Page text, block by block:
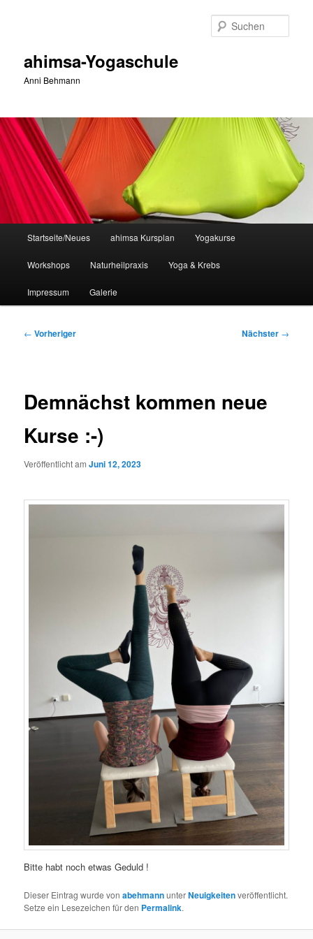
ahimsa-Yogaschule
Anni Behmann
Startseite/Neues ahimsa Kursplan Yogakurse
Workshops Naturheilpraxis Yoga & Krebs
Impressum Galerie
Beitragsnavigation
← Vorheriger Nächster →
Demnächst kommen neue
Kurse :-)
Veröffentlicht amJuni 12, 2023
Bitte habt noch etwas Geduld !
Dieser Eintrag wurde vonabehmannunterNeuigkeitenveröffentlicht.
Setze ein Lesezeichen für den Permalink.